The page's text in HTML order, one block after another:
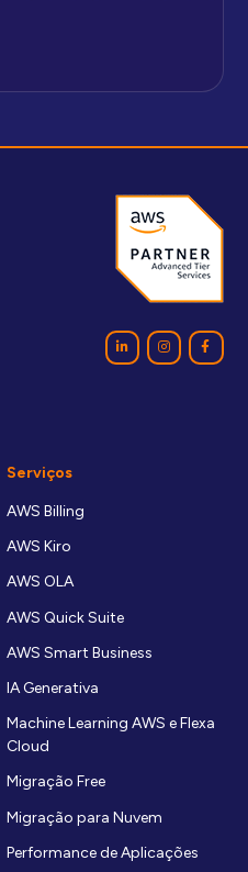
Serviços
AWS Billing
AWS Kiro
AWS OLA
AWS Quick Suite
AWS Smart Business
IA Generativa
Machine Learning AWS e Flexa
Cloud
Migração Free
Migração para Nuvem
Performance de Aplicações